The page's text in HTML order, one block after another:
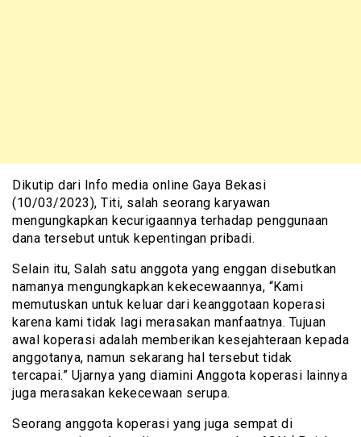
Dikutip dari Info media online Gaya Bekasi
(10/03/2023), Titi, salah seorang karyawan
mengungkapkan kecurigaannya terhadap penggunaan
dana tersebut untuk kepentingan pribadi.
Selain itu, Salah satu anggota yang enggan disebutkan
namanya mengungkapkan kekecewaannya, “Kami
memutuskan untuk keluar dari keanggotaan koperasi
karena kami tidak lagi merasakan manfaatnya. Tujuan
awal koperasi adalah memberikan kesejahteraan kepada
anggotanya, namun sekarang hal tersebut tidak
tercapai.” Ujarnya yang diamini Anggota koperasi lainnya
juga merasakan kekecewaan serupa.
Seorang anggota koperasi yang juga sempat di